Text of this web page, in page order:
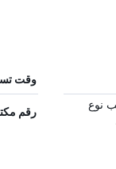
وقت
نوع
رقم